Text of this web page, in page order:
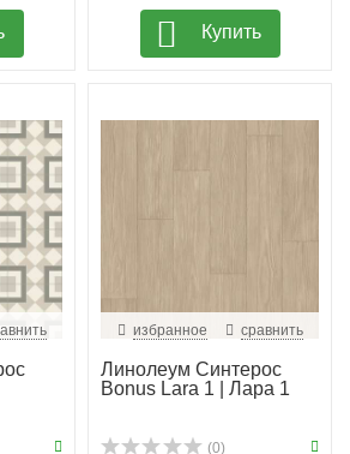
Купить
избранное сравнить
Линолеум Синтерос
Bonus Lara 1 | Лара 1
(0)